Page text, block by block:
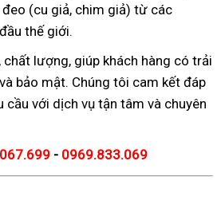
(cu giả, chim giả) từ các
thế giới.
chất lượng, giúp khách hàng có trải
bảo mật. Chúng tôi cam kết đáp
cầu với dịch vụ tận tâm và chuyên
- 0969.833.069